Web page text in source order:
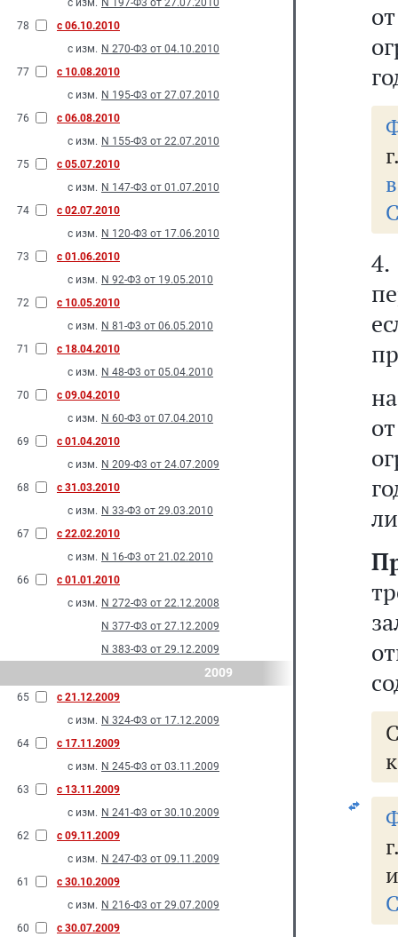
с изм. N 197-Ф3 от 27.07.2010
78
с 06.10.2010
с изм. N 270-Ф3 от 04.10.2010
77
с 10.08.2010
с изм. N 195-Ф3 от 27.07.2010
76
с 06.08.2010
с изм. N 155-Ф3 от 22.07.2010
75
с 05.07.2010
с изм. N 147-Ф3 от 01.07.2010
74
с 02.07.2010
с изм. N 120-Ф3 от 17.06.2010
73
с 01.06.2010
с изм. N 92-Ф3 от 19.05.2010
72
с 10.05.2010
с изм. N 81-Ф3 от 06.05.2010
71
с 18.04.2010
с изм. N 48-Ф3 от 05.04.2010
70
с 09.04.2010
с изм. N 60-Ф3 от 07.04.2010
69
с 01.04.2010
с изм. N 209-Ф3 от 24.07.2009
68
с 31.03.2010
с изм. N 33-Ф3 от 29.03.2010
67
с 22.02.2010
с изм. N 16-Ф3 от 21.02.2010
66
с 01.01.2010
с изм. N 272-Ф3 от 22.12.2008
N 377-Ф3 от 27.12.2009
N 383-Ф3 от 29.12.2009
2009
65
с 21.12.2009
с изм. N 324-Ф3 от 17.12.2009
64
с 17.11.2009
с изм. N 245-Ф3 от 03.11.2009
63
с 13.11.2009
с изм. N 241-Ф3 от 30.10.2009
62
с 09.11.2009
с изм. N 247-Ф3 от 09.11.2009
61
с 30.10.2009
с изм. N 216-Ф3 от 29.07.2009
60
с 30.07.2009